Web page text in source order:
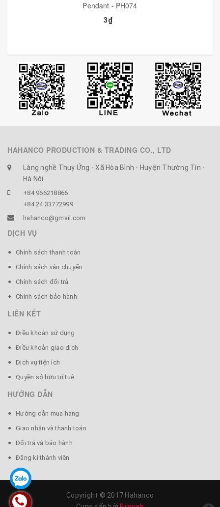
Pendant - PH074
3₫
HAHANCO PRODUCTION & TRADING CO., LTD
Làng nghề Thụy Ứng - Xã Hòa Bình - Huyện Thường Tín -
Hà Nội
+84 966218866
+84.24 33772999
hahanco@gmail.com
DỊCH VỤ
Chính sách thanh toán
Chính sách vận chuyển
Chính sách đổi trả
Chính sách bảo hành
LIÊN KẾT
Điều khoản sử dụng
Điều khoản giao dịch
Dịch vụ tiện ích
Quyền sở hữu trí tuệ
HƯỚNG DẪN
Hướng dẫn mua hàng
Giao nhận và thanh toán
Đổi trả và bảo hành
Đăng kí thành viên
Copyright © 2017 Hahanco